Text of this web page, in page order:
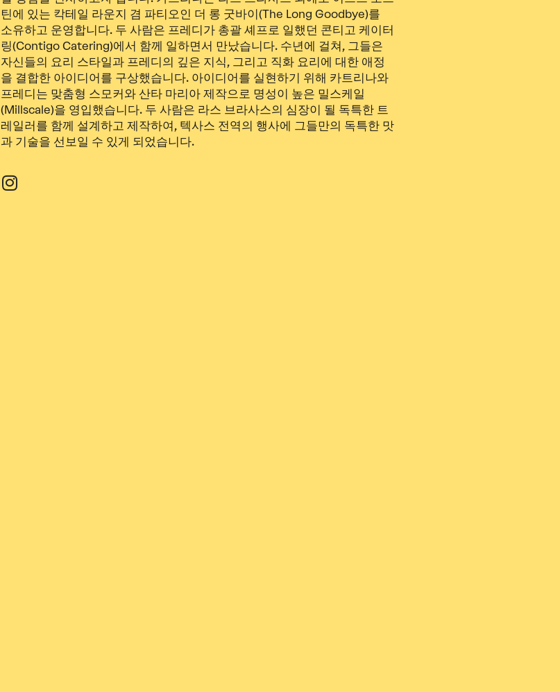
틴에 있는 칵테일 라운지 겸 파티오인 더 롱 굿바이(The Long Goodbye)를
소유하고 운영합니다. 두 사람은 프레디가 총괄 셰프로 일했던 콘티고 케이터
링(Contigo Catering)에서 함께 일하면서 만났습니다. 수년에 걸쳐, 그들은
자신들의 요리 스타일과 프레디의 깊은 지식, 그리고 직화 요리에 대한 애정
을 결합한 아이디어를 구상했습니다. 아이디어를 실현하기 위해 카트리나와
프레디는 맞춤형 스모커와 산타 마리아 제작으로 명성이 높은 밀스케일
(Millscale)을 영입했습니다. 두 사람은 라스 브라사스의 심장이 될 독특한 트
레일러를 함께 설계하고 제작하여, 텍사스 전역의 행사에 그들만의 독특한 맛
과 기술을 선보일 수 있게 되었습니다.